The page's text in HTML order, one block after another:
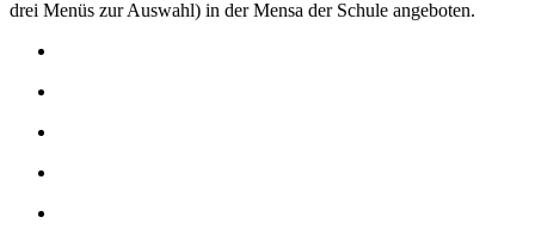
drei Menüs zur Auswahl) in der Mensa der Schule angeboten.